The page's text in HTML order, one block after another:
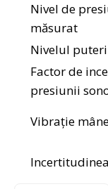
Nivel de
măsurat
Nivelul
Factor de
presiunii
Vibrație